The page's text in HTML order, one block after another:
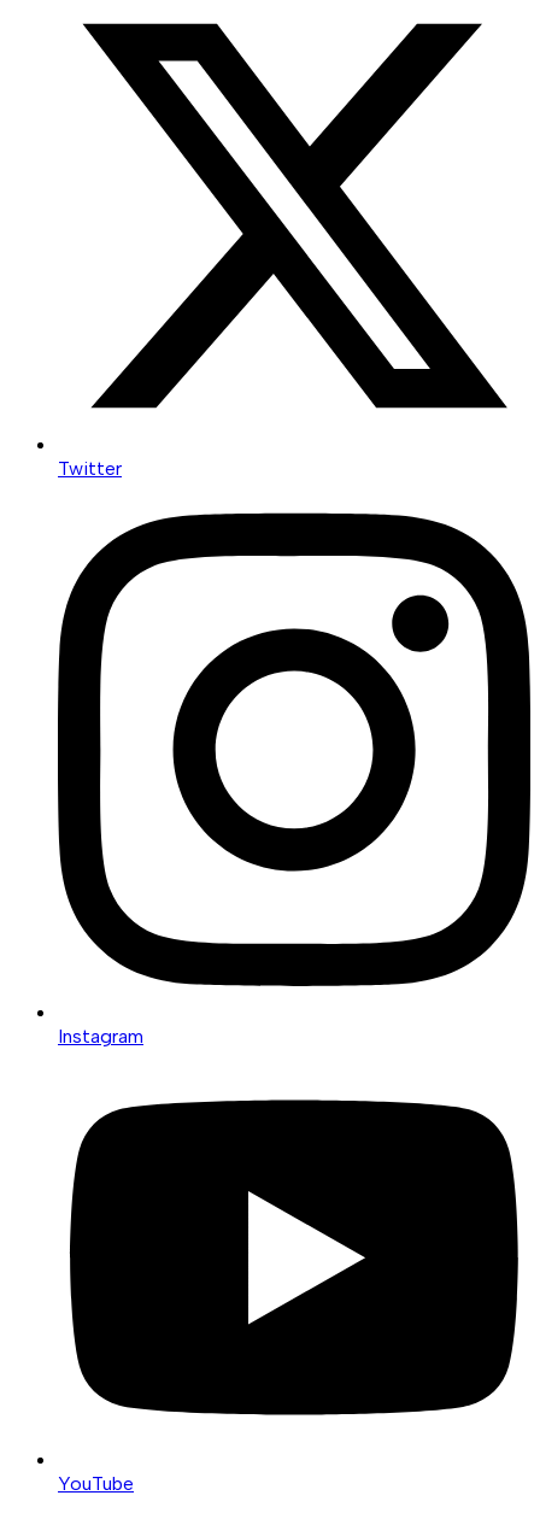
Twitter
Instagram
YouTube